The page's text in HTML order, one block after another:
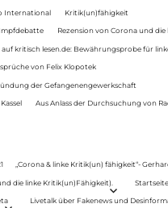
International Kritik(un)fähigkeit
Rezension von Corona und
auf kritisch lesen.de: Bewährungsprobe für
von Felix Klopotek
der Gefangenengewerkschaft
Aus Anlass der Durchsuchung von
„Corona & linke Kritik(un) fähigkeit“-
die linke Kritik(un)Fähigkeit). Startseite
Livetalk über Fakenews und